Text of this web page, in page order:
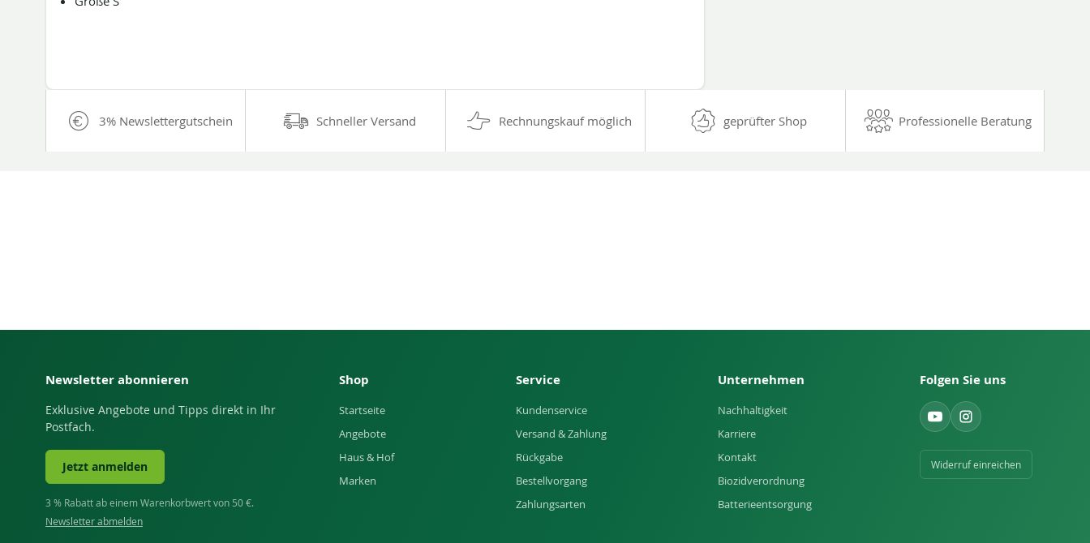
3% Newslettergutschein Schneller Versand Rechnungskauf möglich geprüfter Shop Professionelle Beratung
Newsletter abonnieren
Exklusive Angebote und Tipps direkt in Ihr
Postfach.
Jetzt anmelden
3 % Rabatt ab einem Warenkorbwert von 50 €.
Newsletter abmelden
Shop
Startseite
Angebote
Haus & Hof
Marken
Service
Kundenservice
Versand & Zahlung
Rückgabe
Bestellvorgang
Zahlungsarten
Unternehmen
Nachhaltigkeit
Karriere
Kontakt
Biozidverordnung
Batterieentsorgung
Folgen Sie uns
Widerruf einreichen